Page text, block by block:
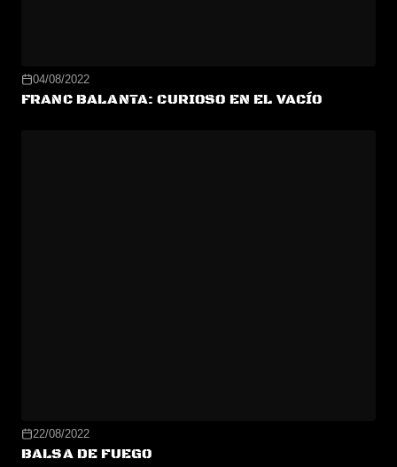
04/08/2022
FRANC BALANTA: CURIOSO EN EL VACÍO
22/08/2022
BALSA DE FUEGO